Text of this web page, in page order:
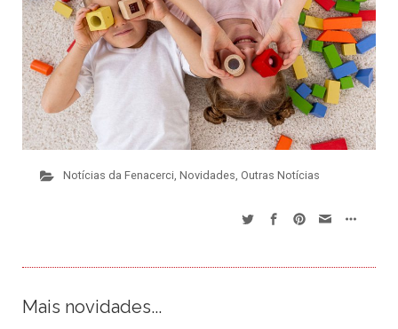
Notícias da Fenacerci, Novidades, Outras Notícias
Mais novidades...